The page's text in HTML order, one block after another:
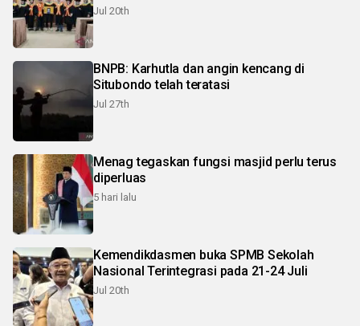
Jul 20th
BNPB: Karhutla dan angin kencang di
Situbondo telah teratasi
Jul 27th
Menag tegaskan fungsi masjid perlu terus
diperluas
5 hari lalu
Kemendikdasmen buka SPMB Sekolah
Nasional Terintegrasi pada 21-24 Juli
Jul 20th